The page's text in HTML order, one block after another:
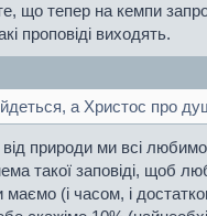
що тепер на кемпи
проповіді виходять.
йдеться, а Христос про
природи ми всі
такої заповіді, щоб
(і часом, і